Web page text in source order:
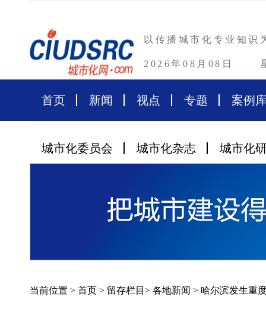
以传播城市化专业知识
2026年08月08日
首页 新闻 视点 专题 案例
城市化委员会 城市化杂志 城市化
当前位置 > 首页 > 留存栏目 > 各地新闻 > 哈尔滨发生重